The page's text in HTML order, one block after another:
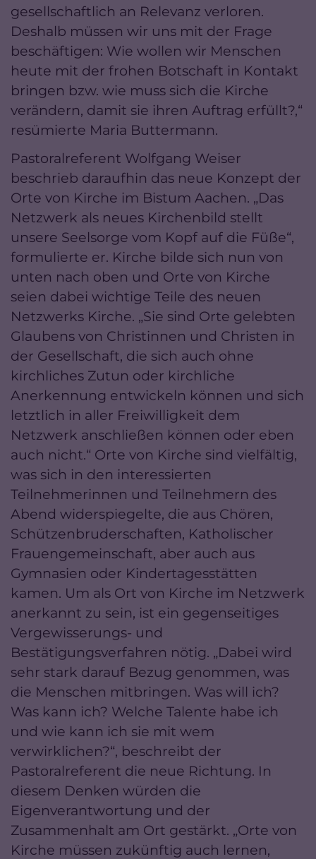
gesellschaftlich an Relevanz verloren.
Deshalb müssen wir uns mit der Frage
beschäftigen: Wie wollen wir Menschen
heute mit der frohen Botschaft in Kontakt
bringen bzw. wie muss sich die Kirche
verändern, damit sie ihren Auftrag erfüllt?,“
resümierte Maria Buttermann.
Pastoralreferent Wolfgang Weiser
beschrieb daraufhin das neue Konzept der
Orte von Kirche im Bistum Aachen. „Das
Netzwerk als neues Kirchenbild stellt
unsere Seelsorge vom Kopf auf die Füße“,
formulierte er. Kirche bilde sich nun von
unten nach oben und Orte von Kirche
seien dabei wichtige Teile des neuen
Netzwerks Kirche. „Sie sind Orte gelebten
Glaubens von Christinnen und Christen in
der Gesellschaft, die sich auch ohne
kirchliches Zutun oder kirchliche
Anerkennung entwickeln können und sich
letztlich in aller Freiwilligkeit dem
Netzwerk anschließen können oder eben
auch nicht.“ Orte von Kirche sind vielfältig,
was sich in den interessierten
Teilnehmerinnen und Teilnehmern des
Abend widerspiegelte, die aus Chören,
Schützenbruderschaften, Katholischer
Frauengemeinschaft, aber auch aus
Gymnasien oder Kindertagesstätten
kamen. Um als Ort von Kirche im Netzwerk
anerkannt zu sein, ist ein gegenseitiges
Vergewisserungs- und
Bestätigungsverfahren nötig. „Dabei wird
sehr stark darauf Bezug genommen, was
die Menschen mitbringen. Was will ich?
Was kann ich? Welche Talente habe ich
und wie kann ich sie mit wem
verwirklichen?“, beschreibt der
Pastoralreferent die neue Richtung. In
diesem Denken würden die
Eigenverantwortung und der
Zusammenhalt am Ort gestärkt. „Orte von
Kirche müssen zukünftig auch lernen,